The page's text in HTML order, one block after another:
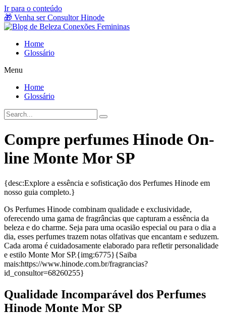
Ir para o conteúdo
🎁 Venha ser Consultor Hinode
Home
Glossário
Menu
Home
Glossário
Compre perfumes Hinode On-
line Monte Mor SP
{desc:Explore a essência e sofisticação dos Perfumes Hinode em
nosso guia completo.}
Os Perfumes Hinode combinam qualidade e exclusividade,
oferecendo uma gama de fragrâncias que capturam a essência da
beleza e do charme. Seja para uma ocasião especial ou para o dia a
dia, esses perfumes trazem notas olfativas que encantam e seduzem.
Cada aroma é cuidadosamente elaborado para refletir personalidade
e estilo Monte Mor SP.{img:6775}{Saiba
mais:https://www.hinode.com.br/fragrancias?
id_consultor=68260255}
Qualidade Incomparável dos Perfumes
Hinode Monte Mor SP